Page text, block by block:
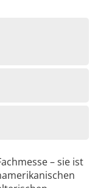
– sie ist